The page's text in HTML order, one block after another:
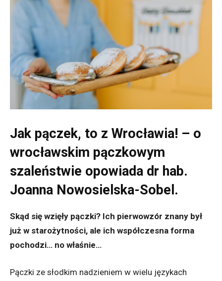
Jak pączek, to z Wrocławia! – o
wrocławskim pączkowym
szaleństwie opowiada dr hab.
Joanna Nowosielska-Sobel.
Skąd się wzięły pączki? Ich pierwowzór znany był
już w starożytności, ale ich współczesna forma
pochodzi… no właśnie…
Pączki ze słodkim nadzieniem w wielu językach